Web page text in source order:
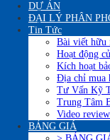
DỰ ÁN
ĐẠI LÝ PHÂN
Tin Tức
Bài viết hữu
Hoạt động
Kích hoạt
Địa chỉ mua
Tư Vấn Kỹ
Trung Tâm
Video
BẢNG GIÁ